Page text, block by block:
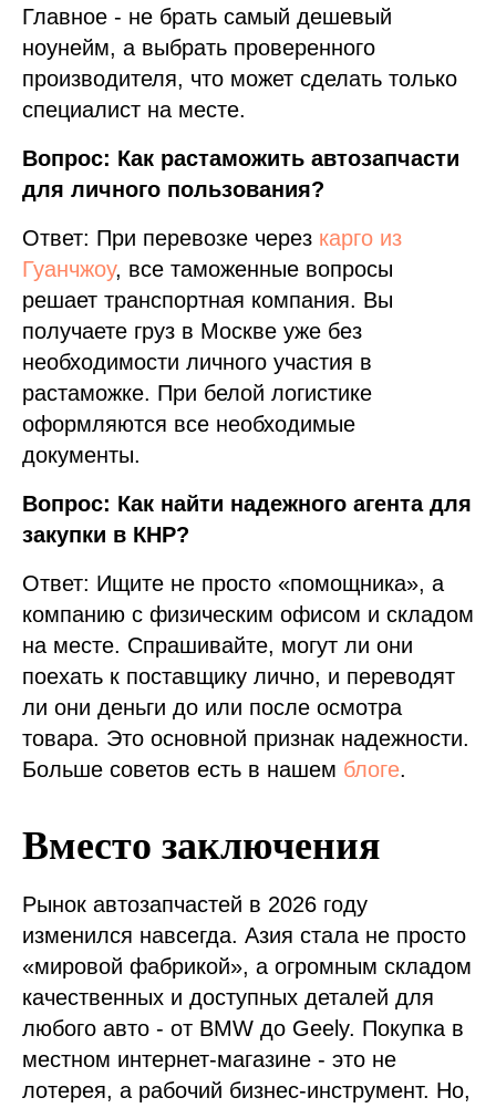
Главное - не брать самый дешевый
ноунейм, а выбрать проверенного
производителя, что может сделать только
специалист на месте.
Вопрос: Как растаможить автозапчасти
для личного пользования?
Ответ: При перевозке через карго из
Гуанчжоу, все таможенные вопросы
решает транспортная компания. Вы
получаете груз в Москве уже без
необходимости личного участия в
растаможке. При белой логистике
оформляются все необходимые
документы.
Вопрос: Как найти надежного агента для
закупки в КНР?
Ответ: Ищите не просто «помощника», а
компанию с физическим офисом и складом
на месте. Спрашивайте, могут ли они
поехать к поставщику лично, и переводят
ли они деньги до или после осмотра
товара. Это основной признак надежности.
Больше советов есть в нашем блоге.
Вместо заключения
Рынок автозапчастей в 2026 году
изменился навсегда. Азия стала не просто
«мировой фабрикой», а огромным складом
качественных и доступных деталей для
любого авто - от BMW до Geely. Покупка в
местном интернет-магазине - это не
лотерея, а рабочий бизнес-инструмент. Но,